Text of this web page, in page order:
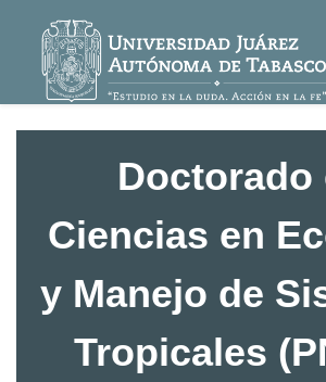
Doctorado
Ciencias en
y Manejo de
Tropicales